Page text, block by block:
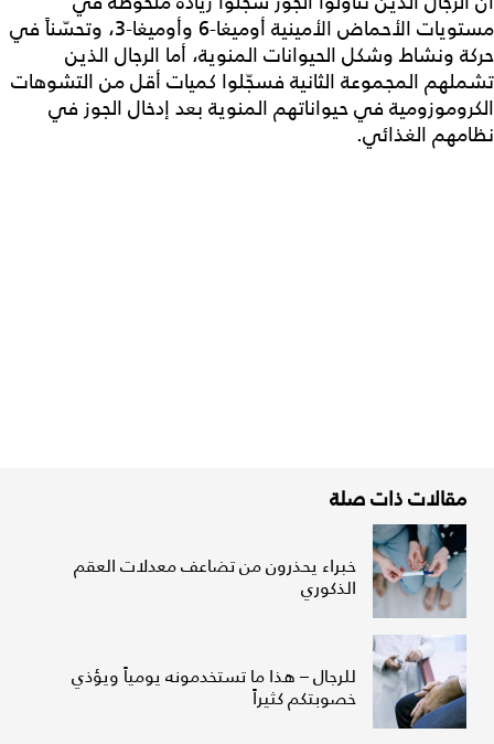
مستويات الأحماض الأمينية أوميغا-6 وأوميغا-3، وتحسّناً في
حركة ونشاط وشكل الحيوانات المنوية، أما الرجال الذين
تشملهم المجموعة الثانية فسجّلوا كميات أقل من التشوهات
الكروموزومية في حيواناتهم المنوية بعد إدخال الجوز في
نظامهم الغذائي.
مقالات ذات صلة
خبراء يحذرون من تضاعف معدلات العقم
الذكوري
للرجال – هذا ما تستخدمونه يومياً ويؤذي
خصوبتكم كثيراً